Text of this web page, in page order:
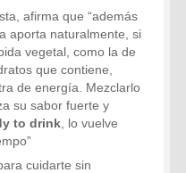
afirma que “además
aporta naturalmente, si
vegetal, como la de
que contiene,
de energía. Mezclarlo
su sabor fuerte y
to drink , lo vuelve
cuidarte sin